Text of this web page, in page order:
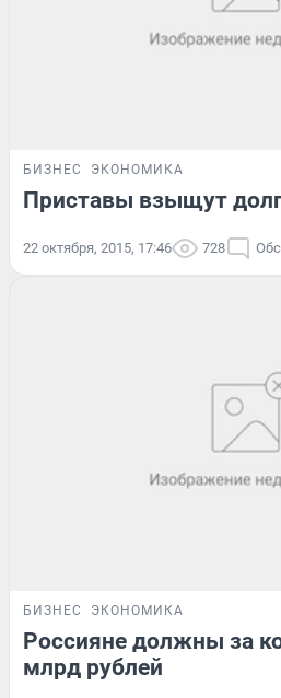
БИЗНЕС ЭКОНОМИКА
Приставы взыщут
22 октября, 2015, 17:46 728
БИЗНЕС ЭКОНОМИКА
Россияне должны за
млрд рублей